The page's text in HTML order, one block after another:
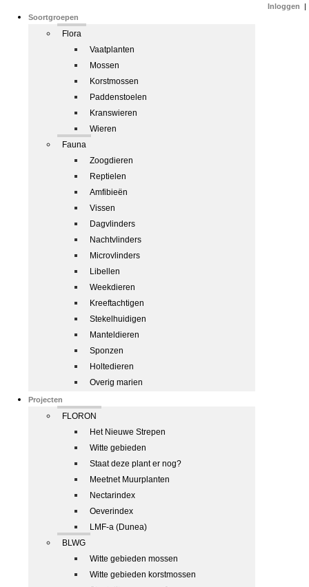
Soortgroepen
Flora
Vaatplanten
Mossen
Korstmossen
Paddenstoelen
Kranswieren
Wieren
Fauna
Zoogdieren
Reptielen
Amfibieën
Vissen
Dagvlinders
Nachtvlinders
Microvlinders
Libellen
Weekdieren
Kreeftachtigen
Stekelhuidigen
Manteldieren
Sponzen
Holtedieren
Overig marien
Projecten
FLORON
Het Nieuwe Strepen
Witte gebieden
Staat deze plant er nog?
Meetnet Muurplanten
Nectarindex
Oeverindex
LMF-a (Dunea)
BLWG
Witte gebieden mossen
Witte gebieden korstmossen
Inloggen |